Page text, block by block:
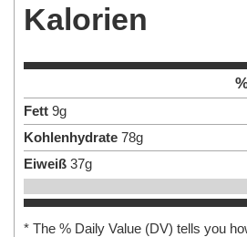
Kalorien
Fett 9g
Kohlenhydrate 78g
Eiweiß 37g
* The % Daily Value (DV) tells you